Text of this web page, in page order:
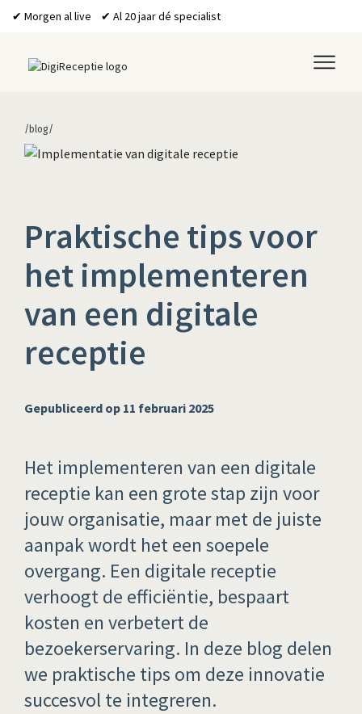
✔ Morgen al live ✔ Al 20 jaar dé specialist
/blog/
Praktische tips voor
het implementeren
van een digitale
receptie
Gepubliceerd op 11 februari 2025
Het implementeren van een digitale
receptie kan een grote stap zijn voor
jouw organisatie, maar met de juiste
aanpak wordt het een soepele
overgang. Een digitale receptie
verhoogt de efficiëntie, bespaart
kosten en verbetert de
bezoekerservaring. In deze blog delen
we praktische tips om deze innovatie
succesvol te integreren.